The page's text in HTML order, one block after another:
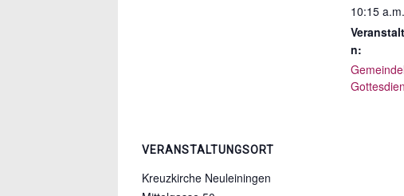
10:15
n:
VERANSTALTUNGSORT
Kreuzkirche Neuleiningen